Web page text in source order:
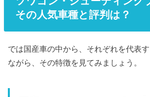
その人気車種と評判は？
では国産車の中から、それぞれを代表
ながら、その特徴を見てみましょう。